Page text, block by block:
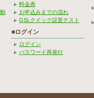
料金表
お申込みまでの流れ
GSLクイック設置テスト
■ログイン
ログイン
パスワード再発行